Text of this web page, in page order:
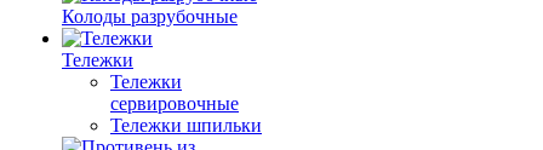
Колоды разрубочные
Тележки
Тележки
сервировочные
Тележки шпильки